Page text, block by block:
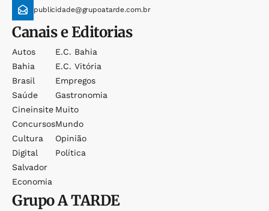
publicidade@grupoatarde.com.br
Canais e Editorias
Autos
Bahia
Brasil
Saúde
Cineinsite
Concursos
Cultura
Digital
Salvador
Economia
E.c. Bahia
E.c. Vitória
Empregos
Gastronomia
Muito
Mundo
Opinião
Política
GrupoA TARDE